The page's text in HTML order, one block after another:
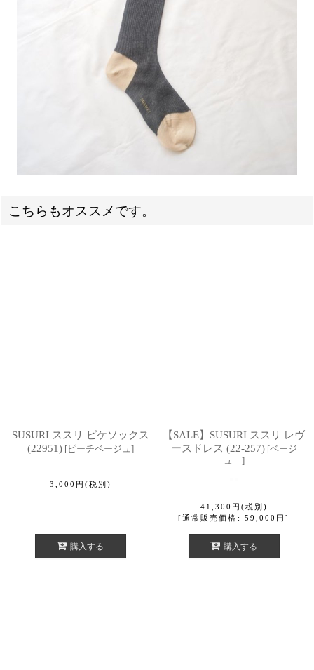
こちらもオススメです。
SUSURI ススリ ピケソックス
(22951) [ピーチベージュ]
3,000 円 (税別)
購入する
【SALE】SUSURI ススリ レヴ
ースドレス (22-257) [ベージ
ュ ]
41,300 円 (税別)
[通常販売価格 : 59,000 円 ]
購入する